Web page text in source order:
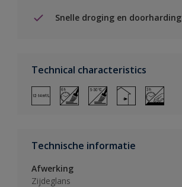
Snelle droging en doorharding
Technical characteristics
Technische informatie
Afwerking
Zijdeglans